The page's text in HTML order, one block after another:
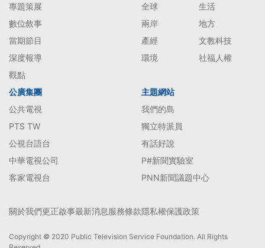
專題策展
數位敘事
當期節目
深度報導
觀點
全球
生活
兩岸
地方
產經
文教科技
環境
社福人權
公廣集團
公共電視
PTS TW
公視台語台
中華電視公司
客家電視台
主題網站
我們的島
獨立特派員
有話好說
P#新聞實驗室
PNN新聞議題中心
關於我們更正啟事最新消息服務條款隱私權保護政策
Copyright © 2020 Public Television Service Foundation. All Rights